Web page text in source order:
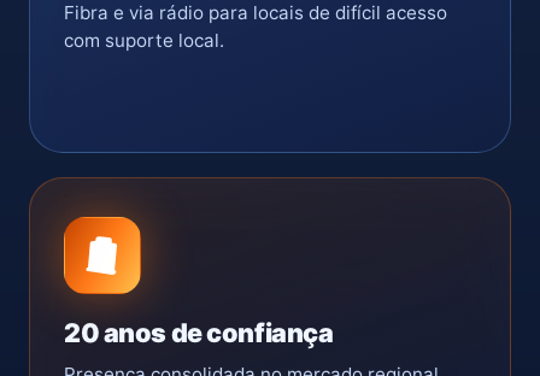
Fibra e via rádio para locais de difícil acesso
com suporte local.
20 anos de confiança